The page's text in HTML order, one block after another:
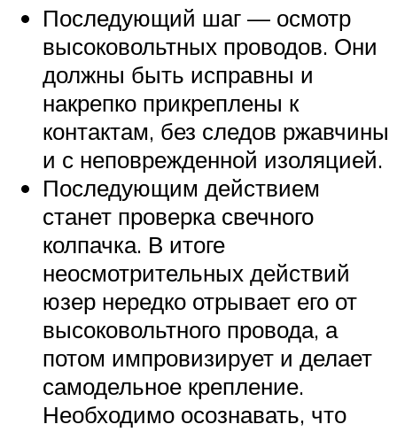
Последующий шаг — осмотр
высоковольтных проводов. Они
должны быть исправны и
накрепко прикреплены к
контактам, без следов ржавчины
и с неповрежденной изоляцией.
Последующим действием
станет проверка свечного
колпачка. В итоге
неосмотрительных действий
юзер нередко отрывает его от
высоковольтного провода, а
потом импровизирует и делает
самодельное крепление.
Необходимо осознавать, что